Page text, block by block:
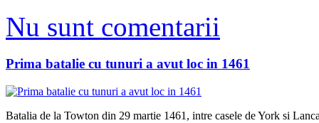
Nu sunt comentarii
Prima batalie cu tunuri a avut loc in 1461
Batalia de la Towton din 29 martie 1461, intre casele de York si